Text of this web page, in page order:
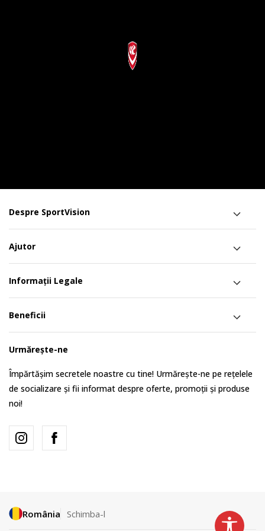
Despre SportVision
Ajutor
Informații Legale
Beneficii
Urmărește-ne
Împărtășim secretele noastre cu tine! Urmărește-ne pe rețelele
de socializare și fii informat despre oferte, promoții și produse
noi!
România Schimba-l